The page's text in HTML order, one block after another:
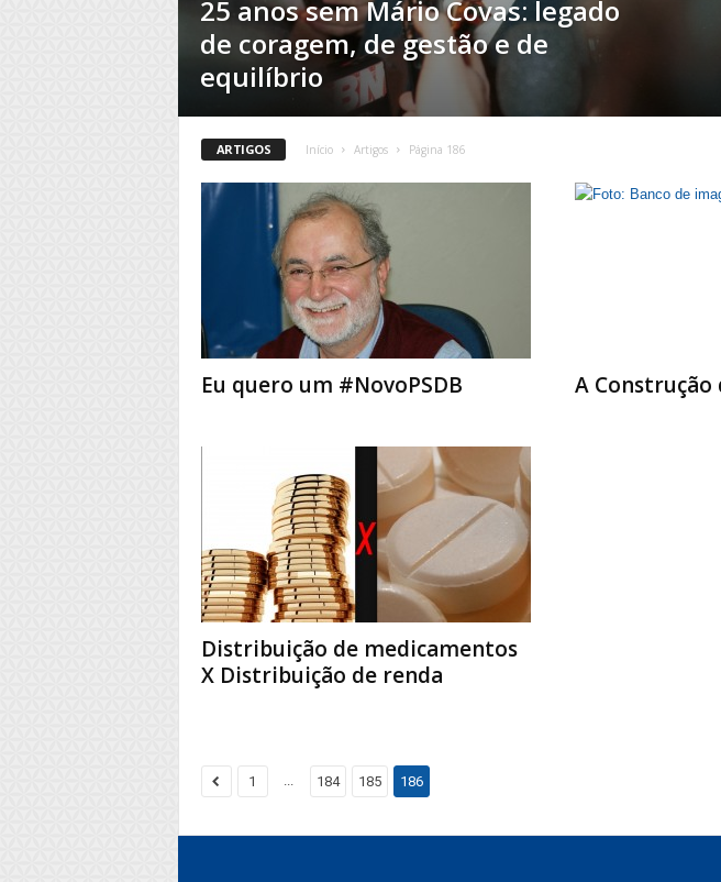
25 anos sem Mário Covas: legado
de coragem, de gestão e de
equilíbrio
ARTIGOS Início Artigos Página 186
Eu quero um #NovoPSDB A
Distribuição de medicamentos
X Distribuição de renda
1 ... 184 185 186